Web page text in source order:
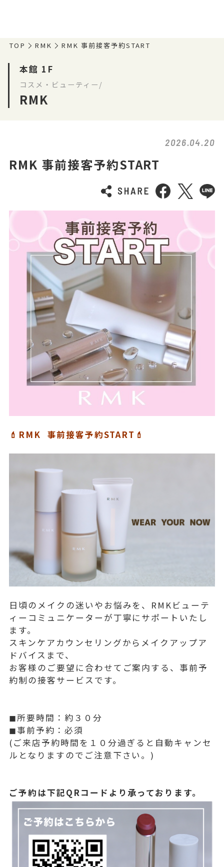
TOP RMK RMK 事前接客予約START
本館 1F
コスメ・ビューティー/
RMK
2026.04.20
RMK 事前接客予約START
💄RMK 事前接客予約START💄
日頃のメイクの迷いやお悩みを、RMKビューテ
ィーコミュニケーターが丁寧にサポートいたし
ます。
スキンケアカウンセリングからメイクアップア
ドバイスまで、
お客様のご要望に合わせてご案内する、事前予
約制の接客サービスです。
◼所要時間：約３０分
◼事前予約：必須
(ご来店予約時間を１０分過ぎると自動キャンセ
ルとなりますのでご注意下さい。)
ご予約は下記QRコードより承っております。